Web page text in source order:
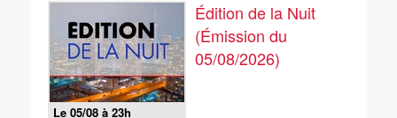
Le 05/08 à 23h
Édition de la Nuit
(Émission du
05/08/2026)